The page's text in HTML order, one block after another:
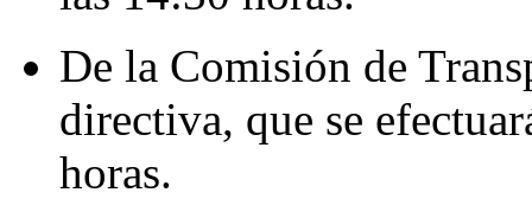
De la Comisión de
directiva, que se
horas.